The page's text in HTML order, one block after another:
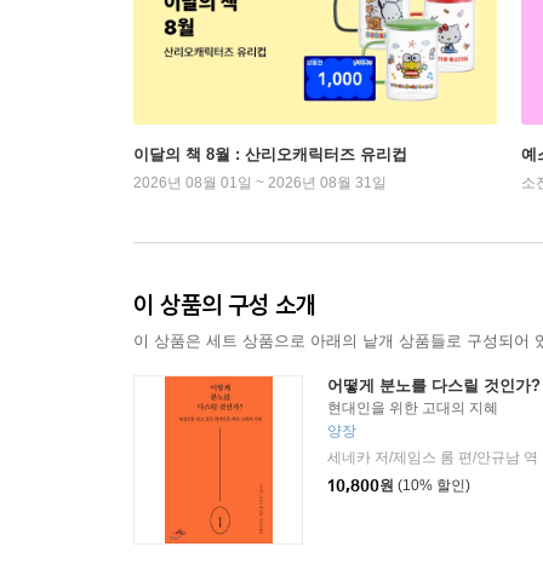
이달의 책 8월 : 산리오캐릭터즈 유리컵
2026년 08월 01일 ~ 2026년 08월 31일
예
소
이 상품의 구성 소개
이 상품은 세트 상품으로 아래의 낱개 상품들로 구성되어
어떻게 분노를 다스릴 것인가?
현대인을 위한 고대의 지혜
양장
세네카 저/제임스 롬 편/안규남 역
10,800원 (10% 할인)